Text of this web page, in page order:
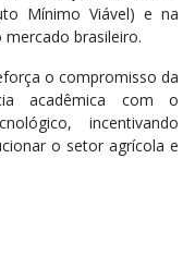
Mínimo Viável) e na
brasileiro.
o compromisso da
acadêmica com o
incentivando
o setor agrícola e